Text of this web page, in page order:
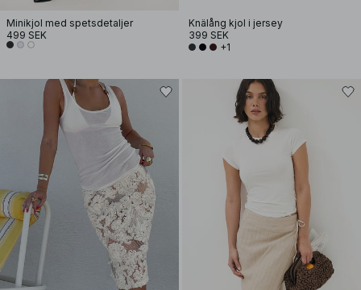
Minikjol med spetsdetaljer
499 SEK
Knälång kjol i jersey
399 SEK
+1